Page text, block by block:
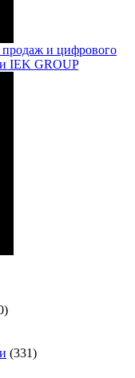
продаж и цифрового
IEK GROUP
(331)